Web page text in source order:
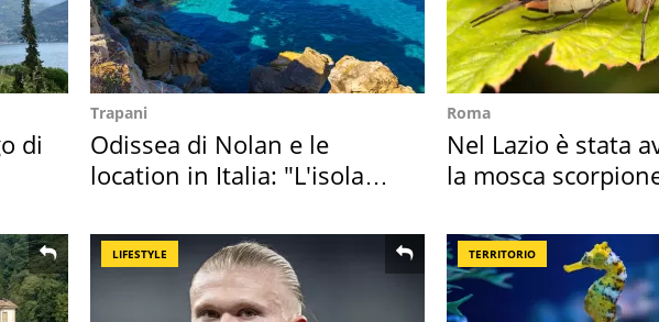
di
Trapani
Odissea di Nolan e le
location in Italia: "L'isola
Roma
Nel Lazio è stata
la mosca
LIFESTYLE TERRITORIO